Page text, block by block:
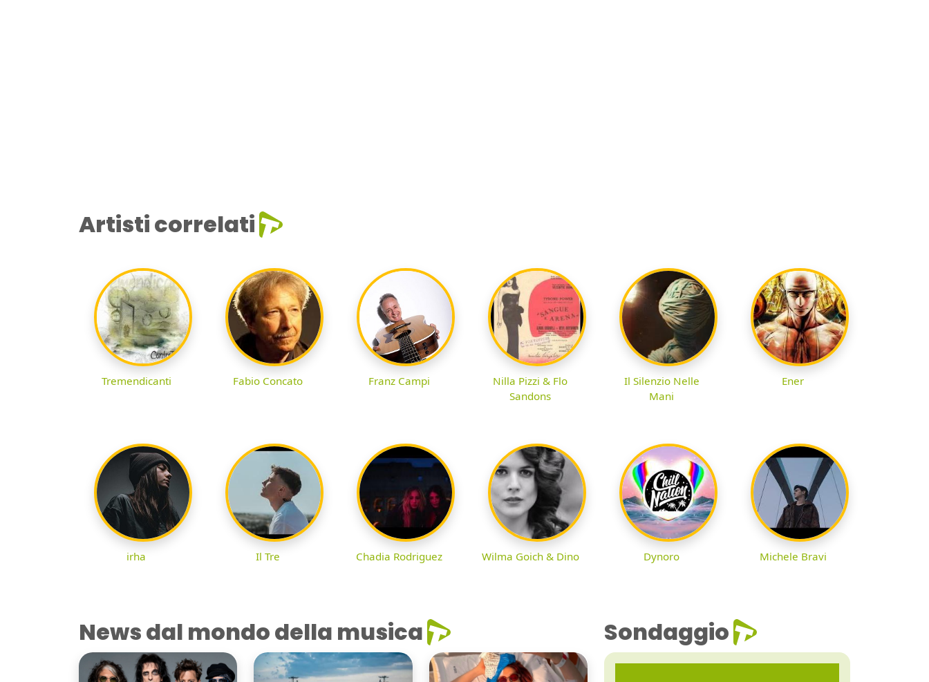
Artisti correlati
Tremendicanti Fabio Concato Franz Campi
Nilla Pizzi & Flo
Sandons
Il Silenzio Nelle
Mani
Ener
irha Il Tre Chadia Rodriguez Wilma Goich & Dino Dynoro Michele Bravi
News dal mondo della musica Sondaggio